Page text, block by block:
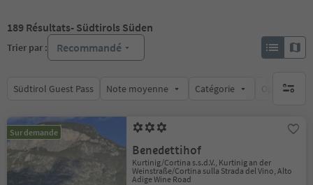
189 Résultats- Südtirols Süden
Trier par : Recommandé
Südtirol Guest Pass Note moyenne Catégorie Options de
aucun
Sur demande
Benedettihof
Kurtinig/Cortina s.s.d.V., Kurtinig an der
Weinstraße/Cortina sulla Strada del Vino, Alto
Adige Wine Road